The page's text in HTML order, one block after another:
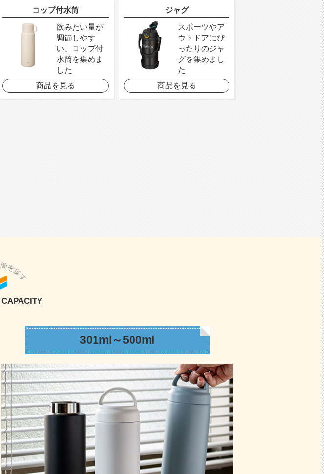
コップ付水筒
飲みたい量が
調節しやす
い、コップ付
水筒を集めま
した
商品を見る
ジャグ
スポーツやア
ウトドアにぴ
ったりのジャ
グを集めまし
た
商品を見る
301ml～500ml